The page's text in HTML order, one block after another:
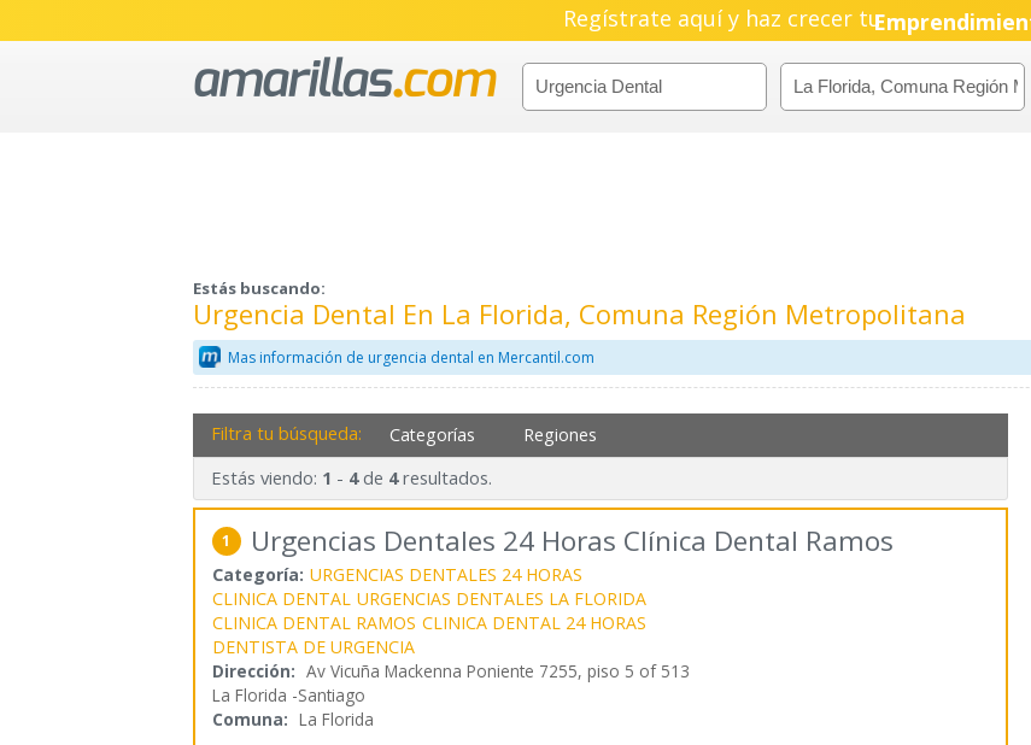
Regístrate aquí y haz crecer tuPyme!
Estás buscando:
Urgencia Dental En La Florida, Comuna Región Metropolitana
Mas información de urgencia dental en Mercantil.com
Filtra tu búsqueda: Categorías Regiones
Estás viendo: 1 - 4de 4resultados.
1 Urgencias Dentales 24 Horas Clínica Dental Ramos
Categoría: URGENCIAS DENTALES 24 HORAS
CLINICA DENTAL URGENCIAS DENTALES LA FLORIDA
CLINICA DENTAL RAMOS CLINICA DENTAL 24 HORAS
DENTISTA DE URGENCIA
Dirección: Av Vicuña Mackenna Poniente 7255, piso 5 of 513
La Florida -Santiago
Comuna: La Florida